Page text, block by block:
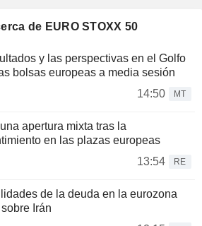
de EURO STOXX 50
y las perspectivas en el Golfo
bolsas europeas a media sesión
14:50
MT
apertura mixta tras la
en las plazas europeas
13:54
RE
de la deuda en la eurozona
Irán